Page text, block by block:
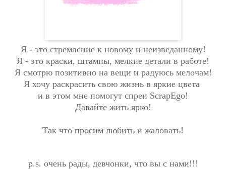
Я - это стремление к новому и неизведанному!
Я - это краски, штампы, мелкие детали в работе!
Я смотрю позитивно на вещи и радуюсь мелочам!
Я хочу раскрасить свою жизнь в яркие цвета
и в этом мне помогут спреи ScrapEgo!
Давайте жить ярко!
Так что просим любить и жаловать!
p.s. очень рады, девчонки, что вы с нами!!!